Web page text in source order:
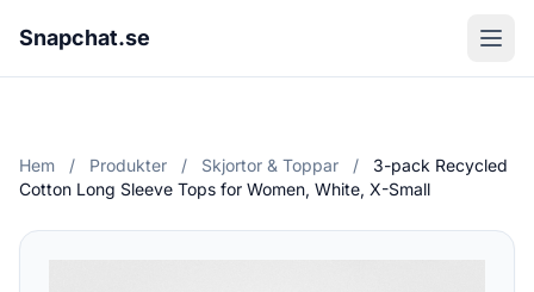
Snapchat.se
Hem / Produkter / Skjortor & Toppar /
3-pack Recycled
Cotton Long Sleeve Tops for Women, White, X-Small